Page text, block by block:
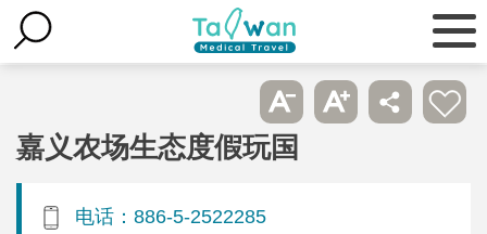
嘉义农场生态度假玩国
电话：886-5-2522285